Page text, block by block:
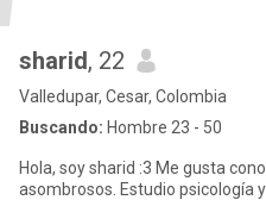
sharid, 22
Valledupar, Cesar, Colombia
Buscando: Hombre 23 - 50
Hola, soy sharid :3 Me gusta conocer personas y lugares
asombrosos. Estudio psicología